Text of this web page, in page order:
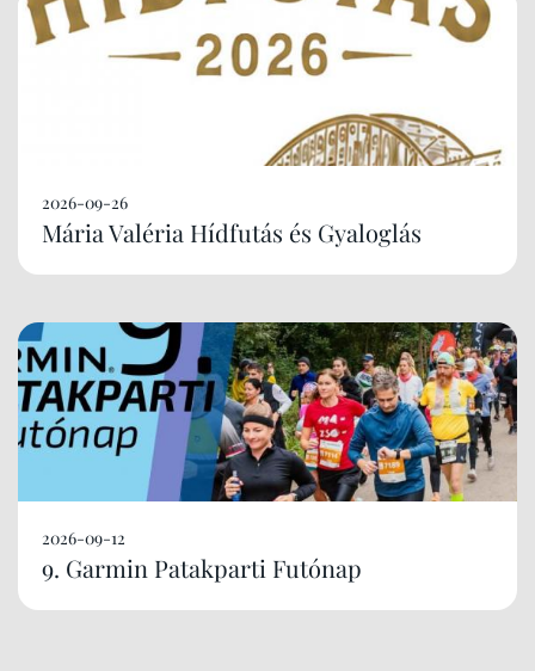
2026-09-26
Mária Valéria Hídfutás és Gyaloglás
2026-09-12
9. Garmin Patakparti Futónap